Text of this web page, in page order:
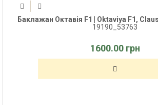
Баклажан Октавія F1 | Oktaviya F1,
19190_53763
1600.00 грн